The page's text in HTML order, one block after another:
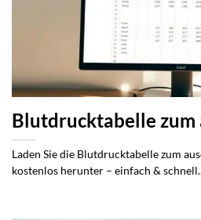
Blutdrucktabelle zum
Laden Sie die Blutdrucktabelle zum
kostenlos herunter – einfach &